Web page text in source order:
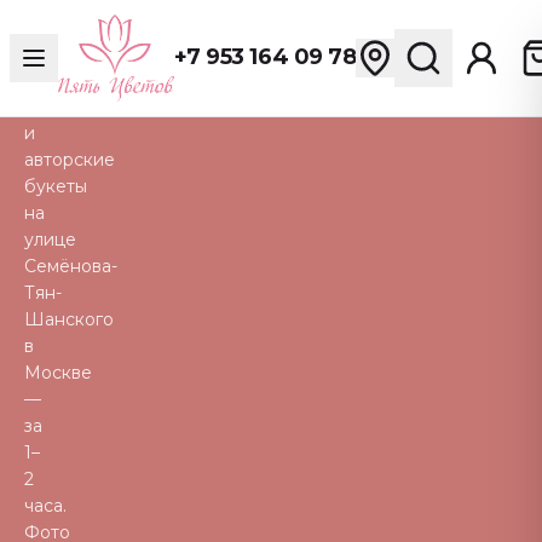
+7 953 164 09 78
розы,
пионы,
и
авторские
букеты
на
улице
Семёнова-
Тян-
Шанского
в
Москве
—
за
1–
2
часа.
Фото